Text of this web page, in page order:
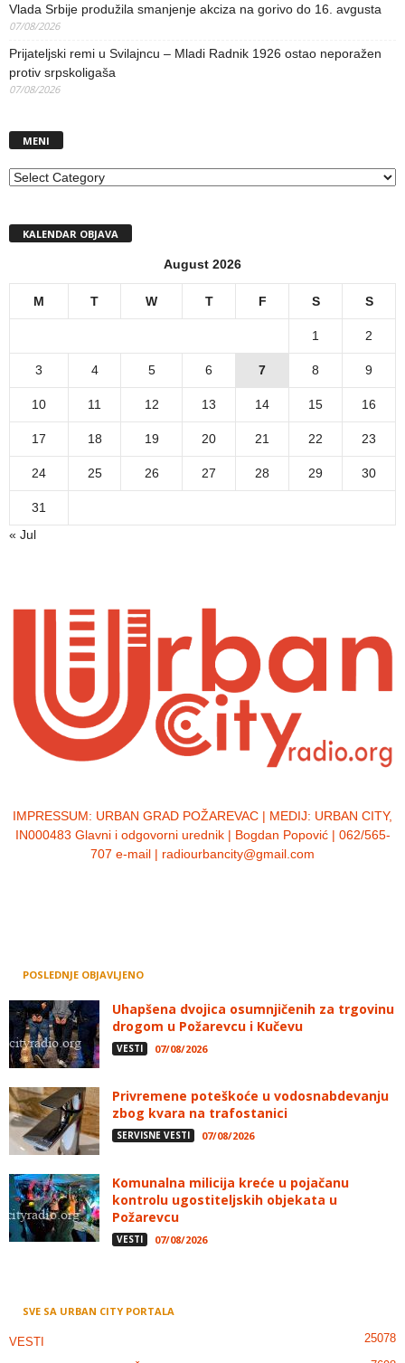
Vlada Srbije produžila smanjenje akciza na gorivo do 16. avgusta
07/08/2026
Prijateljski remi u Svilajncu – Mladi Radnik 1926 ostao neporažen
protiv srpskoligaša
07/08/2026
MENI
MENI
KALENDAR OBJAVA
August 2026
M T W T F S S
1 2
3 4 5 6 7 8 9
10 11 12 13 14 15 16
17 18 19 20 21 22 23
24 25 26 27 28 29 30
31
« Jul
IMPRESSUM: URBAN GRAD POŽAREVAC | MEDIJ: URBAN CITY,
IN000483 Glavni i odgovorni urednik | Bogdan Popović | 062/565-
707 e-mail | radiourbancity@gmail.com
POSLEDNJE OBJAVLJENO
Uhapšena dvojica osumnjičenih za trgovinu
drogom u Požarevcu i Kučevu
VESTI 07/08/2026
Privremene poteškoće u vodosnabdevanju
zbog kvara na trafostanici
SERVISNE VESTI 07/08/2026
Komunalna milicija kreće u pojačanu
kontrolu ugostiteljskih objekata u
Požarevcu
VESTI 07/08/2026
SVE SA URBAN CITY PORTALA
VESTI 25078